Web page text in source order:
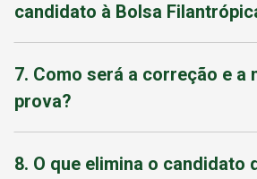
candidato à Bolsa
7. Como será a correção e a
prova?
8. O que elimina o candidato